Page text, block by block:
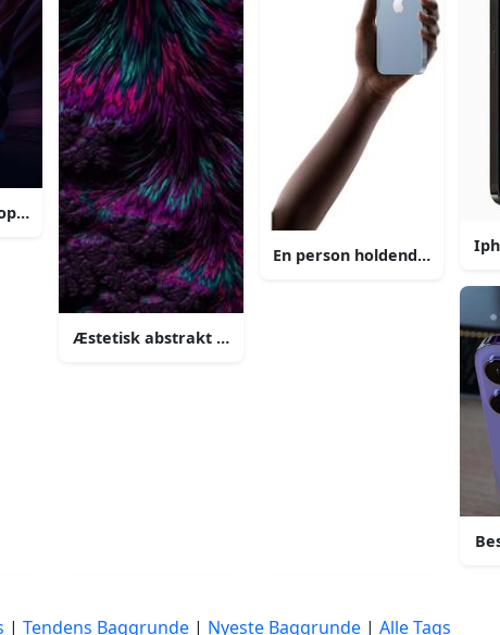
canyon iphone baggrund
Æstetisk abstrakt mørk lilla iphone baggrund
En person holdende en
| Tendens Baggrunde | Nyeste Baggrunde | Alle Tags